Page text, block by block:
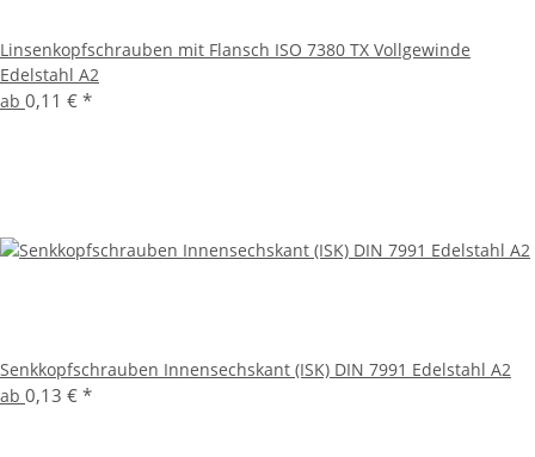
Linsenkopfschrauben mit Flansch ISO 7380 TX Vollgewinde
Edelstahl A2
ab 0,11 € *
Senkkopfschrauben Innensechskant (ISK) DIN 7991 Edelstahl A2
ab 0,13 € *